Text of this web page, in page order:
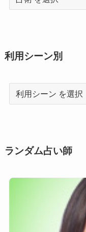
術
利用シーン別
利
用
ン
ランダム占い師